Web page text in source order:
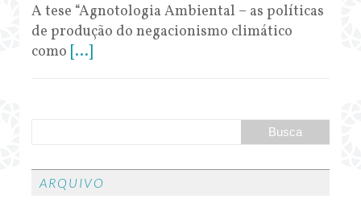
A tese “Agnotologia Ambiental – as políticas
de produção do negacionismo climático
como [...]
ARQUIVO